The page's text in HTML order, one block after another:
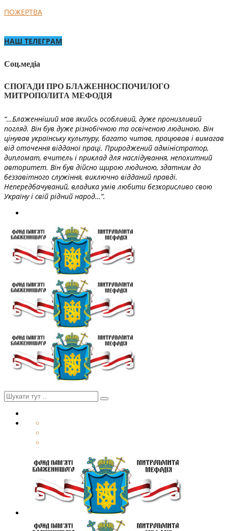
ПОЖЕРТВА
НАШ ТЕЛЕГРАМ
Соц.медіа
СПОГАДИ ПРО БЛАЖЕННОСПОЧИЛОГО
МИТРОПОЛИТА МЕФОДІЯ
“…Блаженніший мав якийсь особливий, дуже пронизливий
погляд. Він був дуже різнобічною та освіченою людиною. Він
цінував українську культуру, багато читав, працював і вимагав
від оточення відданої праці. Природжений адміністратор,
дипломат, вчитель і приклад для наслідування, непохитний
авторитет. Він був дійсно щирою людиною, здатним до
беззавітного служіння, виключно відданий правді.
Непередбачуваний, владика умів любити безкорисливо свою
Україну і свій рідний народ…”.